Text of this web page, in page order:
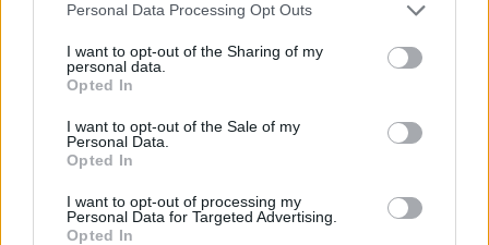
Please note that this website/app uses one or more Google
not limited to your visit or usage behaviour. You may click to
grant or deny consent to Google and its third-party tags to
use your data for below specified purposes in below Google
consent section.
Personal Data Processing Opt Outs
I want to opt-out of the Sharing of my
personal data.
Opted In
I want to opt-out of the Sale of my
Personal Data.
Opted In
I want to opt-out of processing my
Personal Data for Targeted Advertising.
Opted In